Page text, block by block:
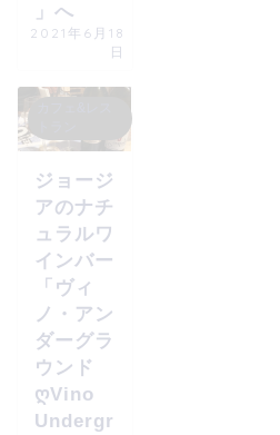
」へ
2021年6月18
日
ジョージ
アのナチ
ュラルワ
インバー
「ヴィ
ノ・アン
ダーグラ
ウンド
ღVino
Undergr